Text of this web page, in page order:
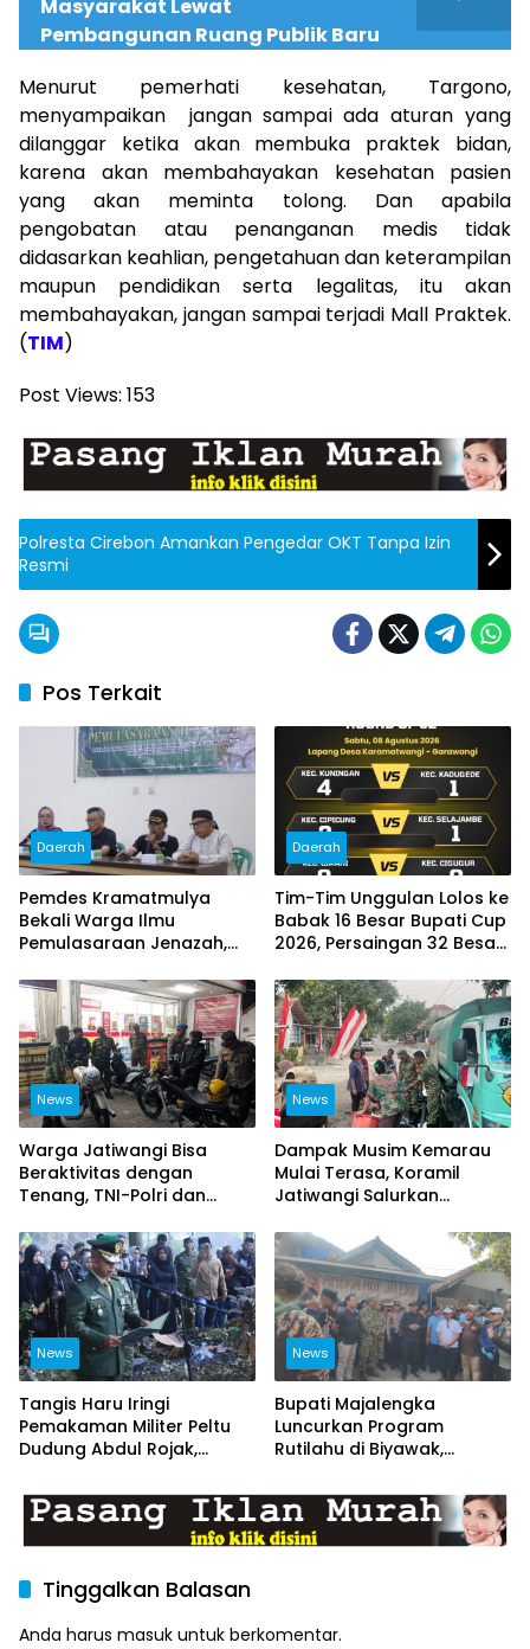
Masyarakat Lewat
Pembangunan Ruang Publik Baru
Menurut pemerhati kesehatan, Targono,
menyampaikan jangan sampai ada aturan yang
dilanggar ketika akan membuka praktek bidan,
karena akan membahayakan kesehatan pasien
yang akan meminta tolong. Dan apabila
pengobatan atau penanganan medis tidak
didasarkan keahlian, pengetahuan dan keterampilan
maupun pendidikan serta legalitas, itu akan
membahayakan, jangan sampai terjadi Mall Praktek.
(TIM)
Post Views: 153
Polresta Cirebon Amankan Pengedar OKT Tanpa Izin
Resmi
Pos Terkait
Daerah
Pemdes Kramatmulya
Bekali Warga Ilmu
Pemulasaraan Jenazah,
dan Keagamaan
Daerah
Tim-Tim Unggulan Lolos ke
Babak 16 Besar Bupati Cup
2026, Persaingan 32 Besar
News
Warga Jatiwangi Bisa
Beraktivitas dengan
Tenang, TNI-Polri dan
Patroli
News
Dampak Musim Kemarau
Mulai Terasa, Koramil
Jatiwangi Salurkan
Warga Desa Loji
News
Tangis Haru Iringi
Pemakaman Militer Peltu
Dudung Abdul Rojak,
Upacara Penghormatan
Terakhir
News
Bupati Majalengka
Luncurkan Program
Rutilahu di Biyawak,
1714/Jatitujuh Turut
Dukung GEBER Bersama
Warga
Tinggalkan Balasan
Anda harus masuk untuk berkomentar.